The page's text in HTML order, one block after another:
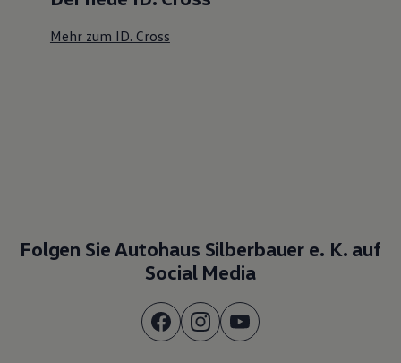
Mehr zum ID. Cross
Folgen Sie Autohaus Silberbauer e. K. auf
Social Media